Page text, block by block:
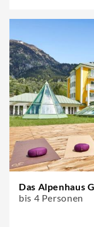
Das Alpenhaus
bis 4 Personen